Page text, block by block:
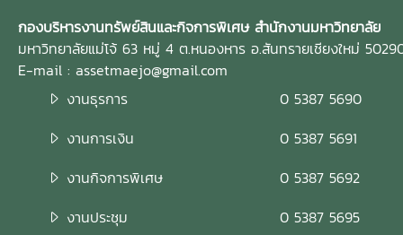
กองบริหารงานทรัพย์สินและกิจการพิเศษ สำนักงานมหาวิทยาลัย
มหาวิทยาลัยแม่โจ้ 63 หมู่ 4 ต.หนองหาร อ.สันทรายเชียงใหม่
E-mail : assetmaejo@gmail.com
งานธุรการ
0 5387 5690
งานการเงิน
0 5387 5691
งานกิจการพิเศษ
0 5387 5692
งานประชุม
0 5387 5695